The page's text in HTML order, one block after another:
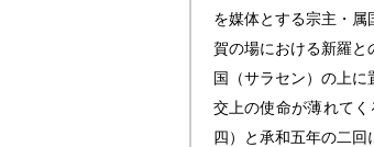
を媒体とする宗主・
賀の場における新羅
国（サラセン）の上
交上の使命が薄れて
四）と承和五年の二